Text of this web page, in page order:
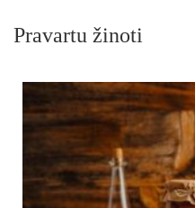
Pravartu žinoti